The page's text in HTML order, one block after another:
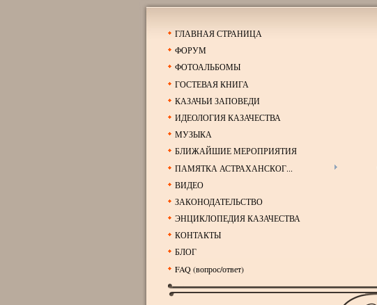
ГЛАВНАЯ СТРАНИЦА
ФОРУМ
ФОТОАЛЬБОМЫ
ГОСТЕВАЯ КНИГА
КАЗАЧЬИ ЗАПОВЕДИ
ИДЕОЛОГИЯ КАЗАЧЕСТВА
МУЗЫКА
БЛИЖАЙШИЕ МЕРОПРИЯТИЯ
ПАМЯТКА АСТРАХАНСКОГ...
ВИДЕО
ЗАКОНОДАТЕЛЬСТВО
ЭНЦИКЛОПЕДИЯ КАЗАЧЕСТВА
КОНТАКТЫ
БЛОГ
FAQ (вопрос/ответ)